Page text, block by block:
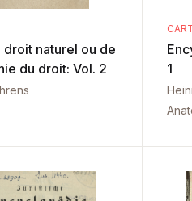
droit naturel ou de
du droit: Vol. 2
1